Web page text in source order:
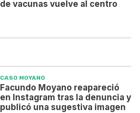
de vacunas vuelve al centro
CASO MOYANO
Facundo Moyano reapareció
en Instagram tras la denuncia y
publicó una sugestiva imagen